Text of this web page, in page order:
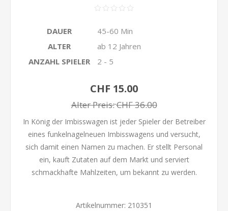
DAUER
45-60 Min
ALTER
ab 12 Jahren
ANZAHL SPIELER
2 - 5
CHF 15.00
Alter Preis:CHF 36.00
In König der Imbisswagen ist jeder Spieler der Betreiber
eines funkelnagelneuen Imbisswagens und versucht,
sich damit einen Namen zu machen. Er stellt Personal
ein, kauft Zutaten auf dem Markt und serviert
schmackhafte Mahlzeiten, um bekannt zu werden.
Artikelnummer: 210351